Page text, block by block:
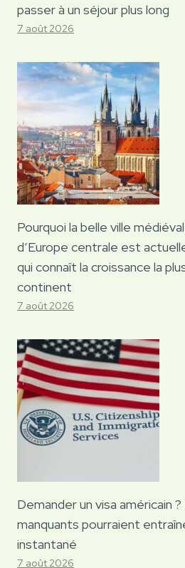
passer à un séjour plus long
7 août 2026
Pourquoi la belle ville
d’Europe centrale est
qui connaît la croissance la
continent
7 août 2026
Demander un visa américain
manquants pourraient
instantané
7 août 2026